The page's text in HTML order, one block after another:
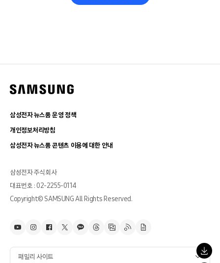
삼성전자 뉴스룸 운영 정책
개인정보처리방침
삼성전자 뉴스룸 콘텐츠 이용에 대한 안내
삼성전자 주식회사
대표번호 : 02-2255-0114
Copyright© SAMSUNG All Rights Reserved.
패밀리 사이트